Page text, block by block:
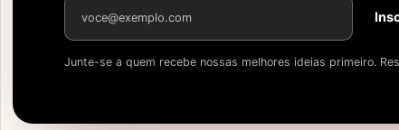
Junte-se a quem recebe nossas melhores ideias primeiro.